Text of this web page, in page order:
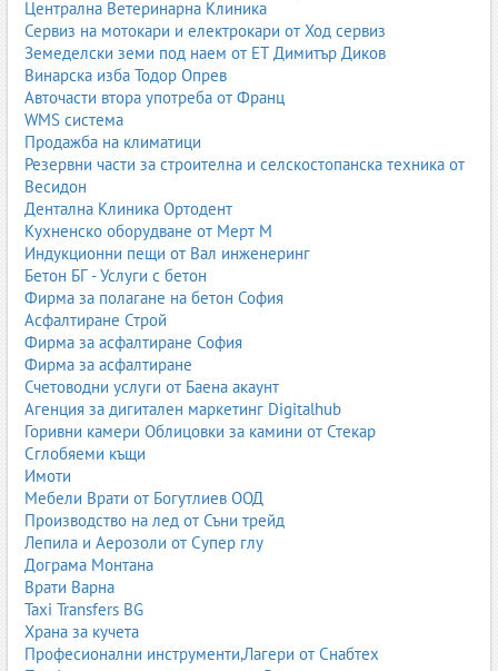
Централна Ветеринарна Клиника
Сервиз на мотокари и електрокари от Ход сервиз
Земеделски земи под наем от ЕТ Димитър Диков
Винарска изба Тодор Опрев
Авточасти втора употреба от Франц
WMS система
Продажба на климатици
Резервни части за строителна и селскостопанска техника от
Весидон
Дентална Клиника Ортодент
Кухненско оборудване от Мерт М
Индукционни пещи от Вал инженеринг
Бетон БГ - Услуги с бетон
Фирма за полагане на бетон София
Асфалтиране Строй
Фирма за асфалтиране София
Фирма за асфалтиране
Счетоводни услуги от Баена акаунт
Агенция за дигитален маркетинг Digitalhub
Горивни камери Облицовки за камини от Стекар
Сглобяеми къщи
Имоти
Мебели Врати от Богутлиев ООД
Производство на лед от Съни трейд
Лепила и Аерозоли от Супер глу
Дограма Монтана
Врати Варна
Taxi Transfers BG
Храна за кучета
Професионални инструменти,Лагери от Снабтех